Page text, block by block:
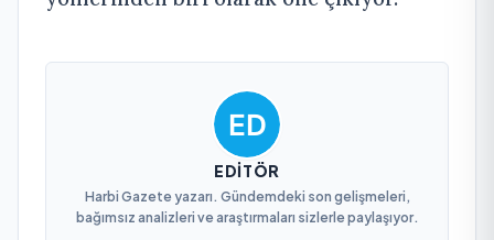
EDITÖR
Harbi Gazete yazarı. Gündemdeki son gelişmeleri,
bağımsız analizleri ve araştırmaları sizlerle paylaşıyor.